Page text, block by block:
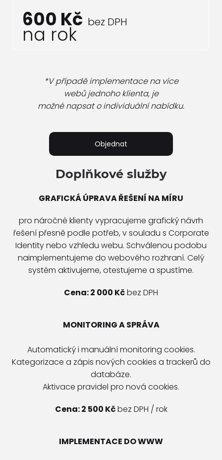
600 Kč bez DPH
na rok
*V případě implementace na více
webů jednoho klienta, je
možné napsat o individuální nabídku.
Objednat
Doplňkové služby
GRAFICKÁ ÚPRAVA ŘEŠENÍ NA MÍRU
pro náročné klienty vypracujeme grafický návrh
řešení přesně podle potřeb, v souladu s Corporate
Identity nebo vzhledu webu. Schválenou podobu
naimplementujeme do webového rozhraní. Celý
systém aktivujeme, otestujeme a spustíme.
Cena: 2 000 Kčbez DPH
MONITORING A SPRÁVA
Automatický i manuální monitoring cookies.
Kategorizace a zápis nových cookies a trackerů do
databáze.
Aktivace pravidel pro nová cookies.
Cena: 2 500 Kčbez DPH / rok
IMPLEMENTACE DO WWW